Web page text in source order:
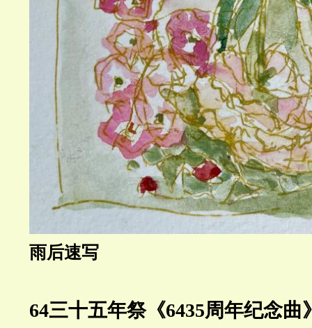
雨后速写
64三十五年祭《6435周年纪念曲